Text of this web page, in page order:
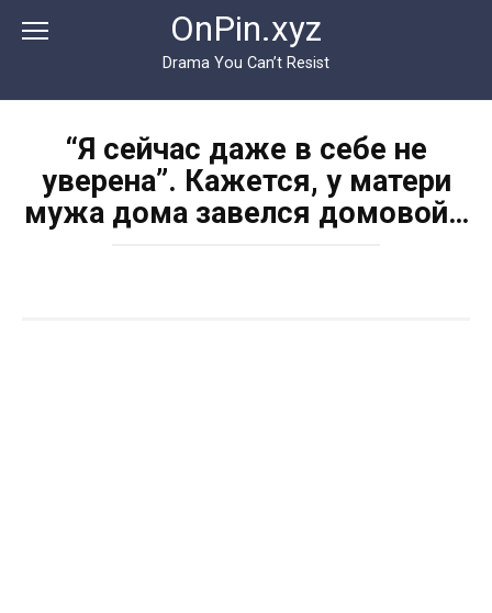
OnPin.xyz
Drama You Can’t Resist
“Я сейчас даже в себе не
уверена”. Кажется, у матери
мужа дома завелся домовой…